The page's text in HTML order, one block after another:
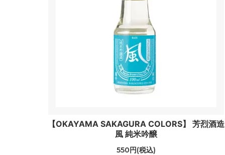
【OKAYAMA SAKAGURA COLORS】 芳烈酒造
風 純米吟醸
550円(税込)